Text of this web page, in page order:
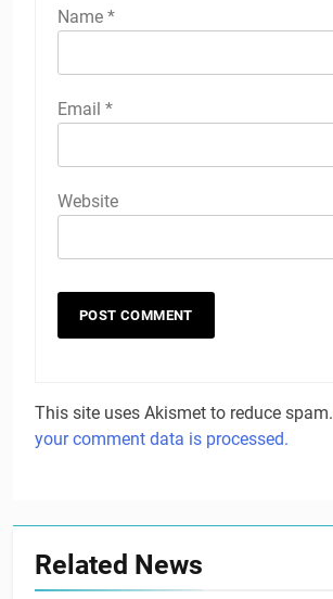
Name *
Email *
Website
This site uses Akismet to reduce spam.
your comment data is processed.
Related News